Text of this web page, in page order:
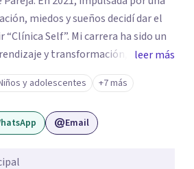
miedos y sueños decidí dar el
“Clínica Self”. Mi carrera ha sido un
y transformación,
especializaciones y experiencias
verdadera vocación: acompañar a
en sus momentos más cruciales,
más saludables y un
leer más
y adolescentes +7 más
Email